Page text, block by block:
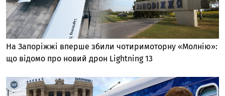
На Запоріжжі вперше збили чотиримоторну «Молнію»:
що відомо про новий дрон Lightning 13